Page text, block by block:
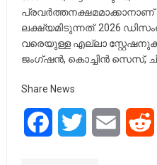
ലക്ഷ്യമിടുന്നത്. 2026
വരെയുള്ള എല്ലാ
ജംഗ്ഷൻ, കൊച്ചിൻ സെസ്,
Share News
FacebookTwitter Email